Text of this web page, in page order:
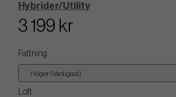
Hybrider/Utility
3 199 kr
Fattning
Loft